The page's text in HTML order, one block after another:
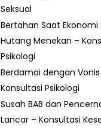
Seksual
Bertahan Saat Ekonomi
Hutang Menekan –
Psikologi
Berdamai dengan
Konsultasi Psikologi
Susah BAB dan
Lancar – Konsultasi